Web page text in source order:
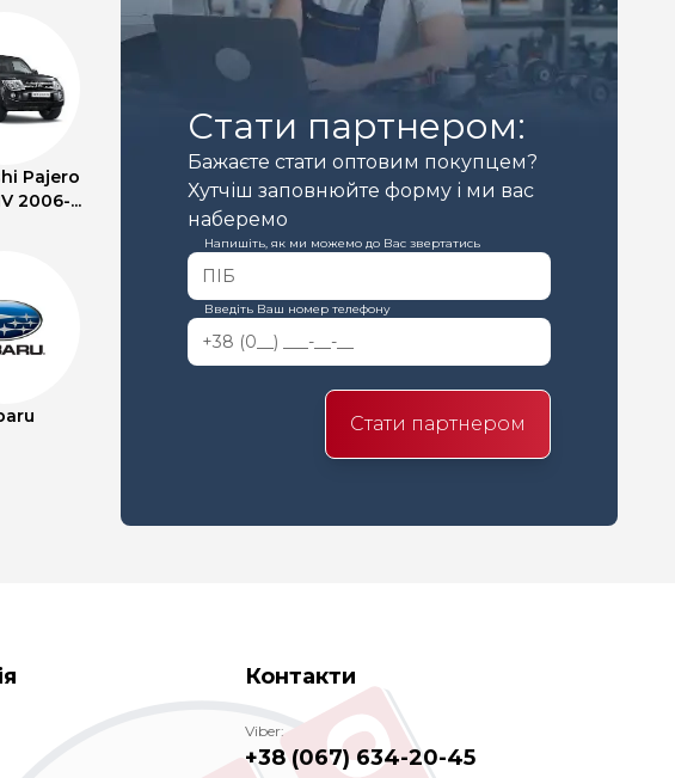
Pajero
2006-...
Стати партнером:
Бажаєте стати оптовим покупцем?
Хутчіш заповнюйте форму і ми вас
наберемо
Напишіть, як ми можемо до Вас звертатись
Введіть Ваш номер телефону
Стати партнером
Контакти
Viber:
+38 (067) 634-20-45